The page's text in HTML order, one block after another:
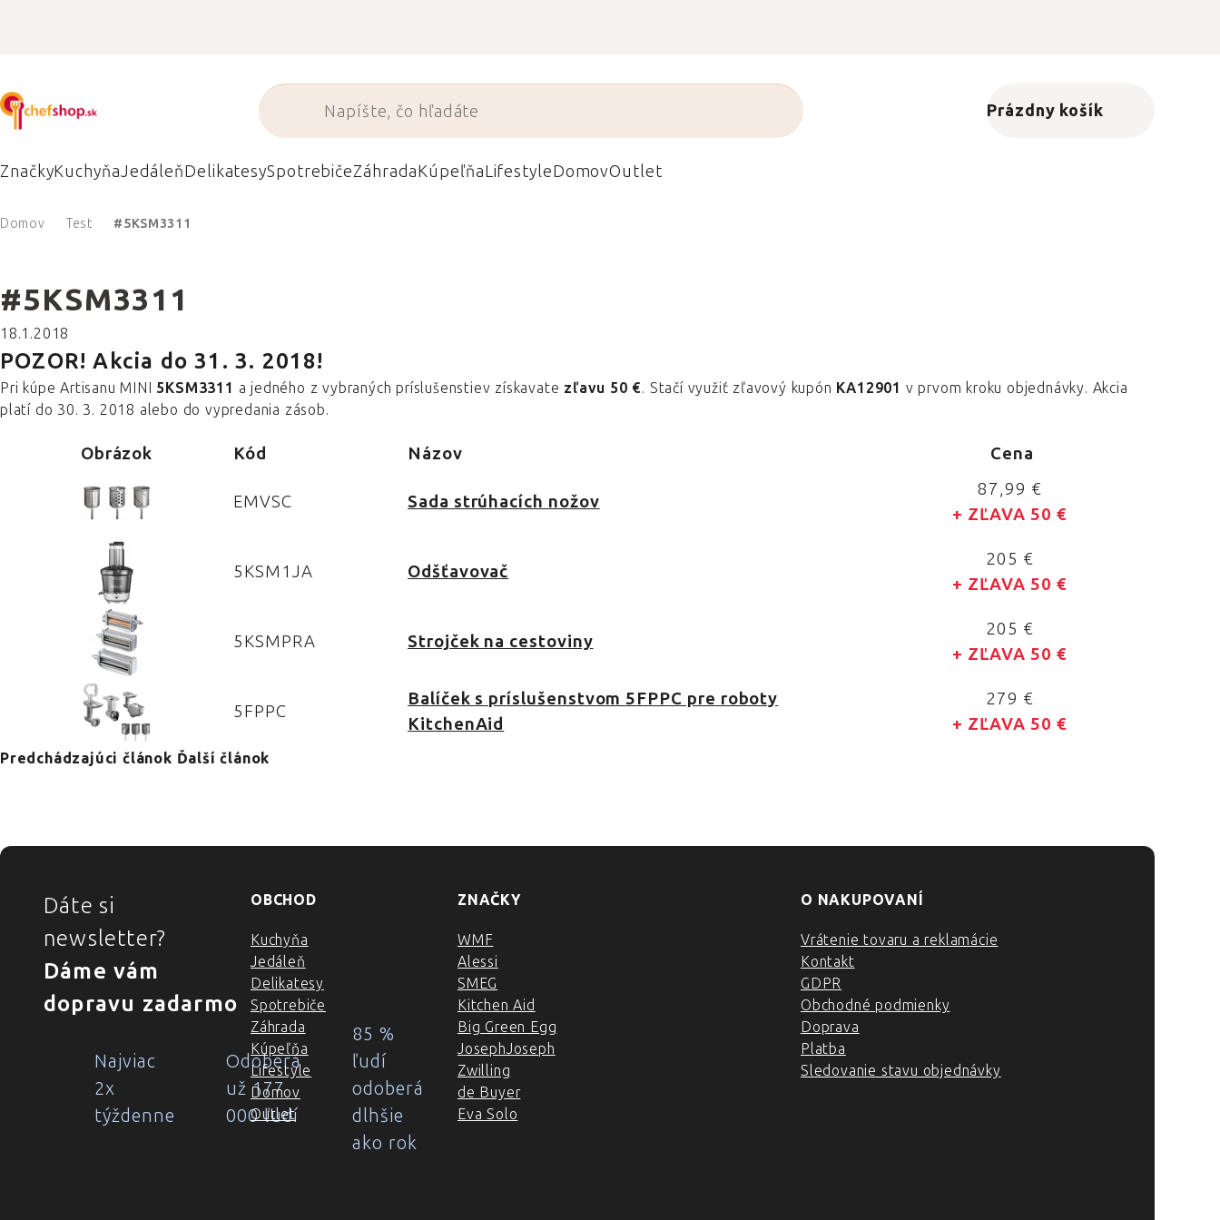
Nákupný košík
Prázdny košík
ZnačkyKuchyňaJedáleňDelikatesySpotrebičeZáhradaKúpeľňaLifestyleDomovOutlet
Domov Test #5KSM3311
#5KSM3311
18.1.2018
POZOR! Akcia do 31. 3. 2018!
Pri kúpe Artisanu MINI 5KSM3311 a jedného z vybraných príslušenstiev získavate zľavu 50 €. Stačí využiť zľavový kupón KA12901 v prvom kroku objednávky. Akcia
platí do 30. 3. 2018 alebo do vypredania zásob.
Obrázok Kód Názov Cena
EMVSC Sada strúhacích nožov
87,99 €
+ ZĽAVA 50 €
5KSM1JA Odšťavovač
205 €
+ ZĽAVA 50 €
5KSMPRA Strojček na cestoviny
205 €
+ ZĽAVA 50 €
5FPPC
Balíček s príslušenstvom 5FPPC pre roboty
KitchenAid
279 €
+ ZĽAVA 50 €
Predchádzajúci článok Ďalší článok
ZÁPÄTIE
Dáte si
newsletter?
Dáme vám
dopravu zadarmo
Najviac
2x
týždenne
Odoberá
už 177
000 ľudí
85 %
ľudí
odoberá
dlhšie
ako rok
OBCHOD
Kuchyňa
Jedáleň
Delikatesy
Spotrebiče
Záhrada
Kúpeľňa
Lifestyle
Domov
Outlet
ZNAČKY
WMF
Alessi
SMEG
Kitchen Aid
Big Green Egg
JosephJoseph
Zwilling
de Buyer
Eva Solo
O NAKUPOVANÍ
Vrátenie tovaru a reklamácie
Kontakt
GDPR
Obchodné podmienky
Doprava
Platba
Sledovanie stavu objednávky